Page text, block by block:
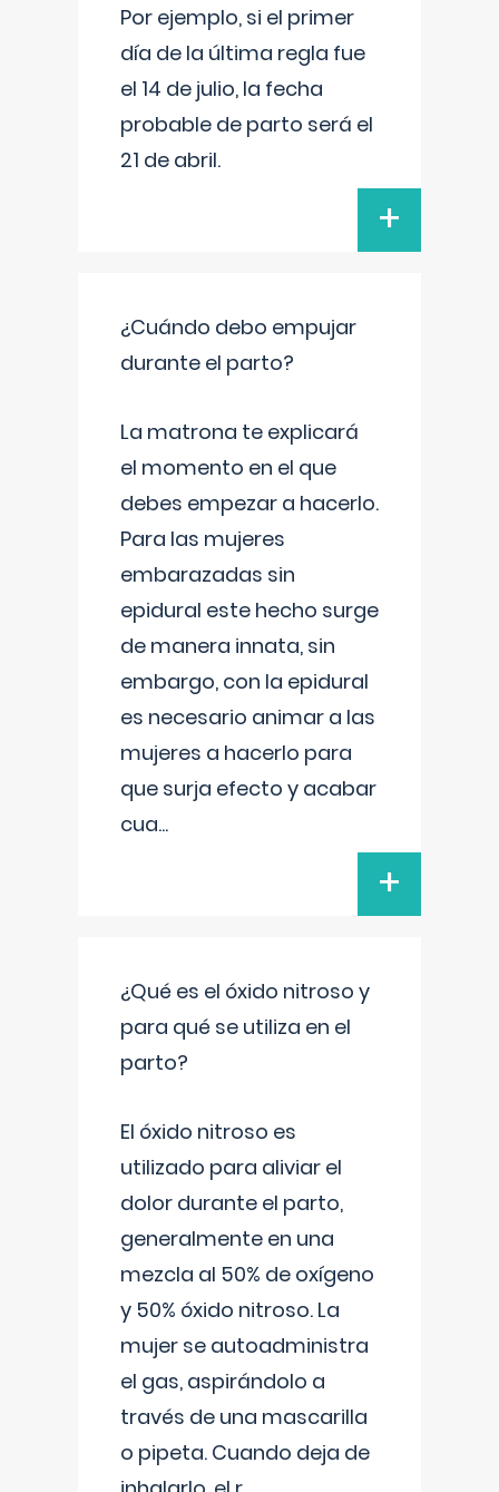
Por ejemplo, si el primer
día de la última regla fue
el 14 de julio, la fecha
probable de parto será el
21 de abril.
+
¿Cuándo debo empujar
durante el parto?
La matrona te explicará
el momento en el que
debes empezar a hacerlo.
Para las mujeres
embarazadas sin
epidural este hecho surge
de manera innata, sin
embargo, con la epidural
es necesario animar a las
mujeres a hacerlo para
que surja efecto y acabar
cua...
+
¿Qué es el óxido nitroso y
para qué se utiliza en el
parto?
El óxido nitroso es
utilizado para aliviar el
dolor durante el parto,
generalmente en una
mezcla al 50% de oxígeno
y 50% óxido nitroso. La
mujer se autoadministra
el gas, aspirándolo a
través de una mascarilla
o pipeta. Cuando deja de